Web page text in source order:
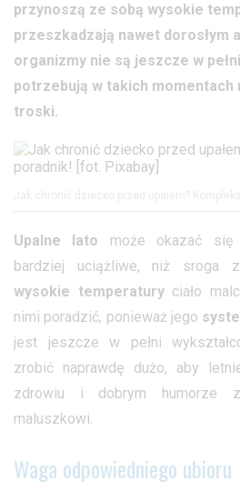
przynoszą ze sobą wysokie
przeszkadzają nawet dorosłym
organizmy nie są jeszcze w
potrzebują w takich
troski.
Upalne lato może okazać się
bardziej uciążliwe, niż sroga
wysokie temperaturyciało
nimi poradzić, ponieważ jego
jest jeszcze w pełni
zrobić naprawdę dużo, aby
zdrowiu i dobrym humorze
maluszkowi.
Waga odpowiedniego ubioru